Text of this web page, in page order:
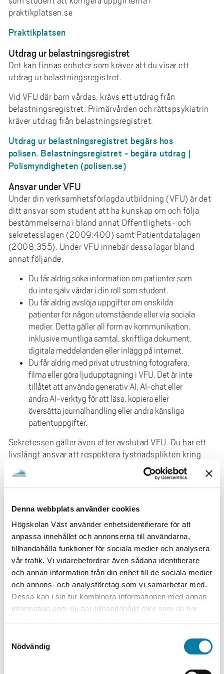
Denna webbplats använder cookies
Högskolan Väst använder enhetsidentifierare för att
anpassa innehållet och annonserna till användarna,
tillhandahålla funktioner för sociala medier och analysera
vår trafik. Vi vidarebefordrar även sådana identifierare
och annan information från din enhet till de sociala medier
och annons- och analysföretag som vi samarbetar med.
Dessa kan i sin tur kombinera informationen med annan
information som du har tillhandahållit eller som de har
Nödvändig
praktikplatsen.se
Praktikplatsen
Utdrag ur belastningsregistret
Det kan finnas enheter som kräver att du visar ett
utdrag ur belastningsregistret.
Vid VFU där barn vårdas, krävs ett utdrag från
belastningsregistret. Primärvården och rättspsykiatrin
kräver utdrag från belastningsregistret.
Utdrag ur belastningsregistret begärs hos
polisen. Belastningsregistret - begära utdrag |
Polismyndigheten (polisen.se)
Ansvar under VFU
Under din verksamhetsförlagda utbildning (VFU) är det
ditt ansvar som student att ha kunskap om och följa
bestämmelserna i bland annat Offentlighets- och
sekretesslagen (2009:400) samt Patientdatalagen
(2008:355). Under VFU innebär dessa lagar bland
annat följande.
Du får aldrig söka information om patienter som
du inte själv vårdar i din roll som student.
Du får aldrig avslöja uppgifter om enskilda
patienter för någon utomstående eller via sociala
medier. Detta gäller all form av kommunikation,
inklusive muntliga samtal, skriftliga dokument,
digitala meddelanden eller inlägg på internet.
Du får aldrig med privat utrustning fotografera,
filma eller göra ljudupptagning i VFU. Det är inte
tillåtet att använda generativ AI, AI-chat eller
andra AI-verktyg för att läsa, kopiera eller
översätta journalhandling eller andra känsliga
patientuppgifter.
Sekretessen gäller även efter avslutad VFU. Du har ett
livslångt ansvar att respektera tystnadsplikten kring
patientuppgifter du fått kännedom om under din
utbildning.
och etiska konsekvenser såsom disciplinära åtgärder
under utbildningen men också böter eller fängelse.
Vaccination
Studenter behöver kontrollera sitt vaccinationsskydd
Det är VFU-platsen som avgör vilket skydd som krävs.
De flesta enheter kräver att studenter har skydd mot
mässling. Skydd mot påssjuka, röda hund, difteri,
Den som varit i kontakt med MRSA uppmanas att ta
kontakt med sin vårdcentral för eventuell provtagning.